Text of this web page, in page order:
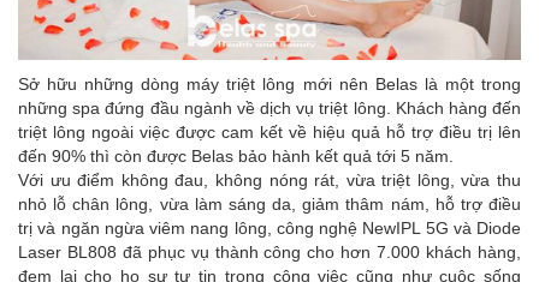
Sở hữu những dòng máy triệt lông mới nên Belas là một trong
những spa đứng đầu ngành về dịch vụ triệt lông. Khách hàng đến
triệt lông ngoài việc được cam kết về hiệu quả hỗ trợ điều trị lên
đến 90% thì còn được Belas bảo hành kết quả tới 5 năm.
Với ưu điểm không đau, không nóng rát, vừa triệt lông, vừa thu
nhỏ lỗ chân lông, vừa làm sáng da, giảm thâm nám, hỗ trợ điều
trị và ngăn ngừa viêm nang lông, công nghệ NewIPL 5G và Diode
Laser BL808 đã phục vụ thành công cho hơn 7.000 khách hàng,
đem lại cho họ sự tự tin trong công việc cũng như cuộc sống